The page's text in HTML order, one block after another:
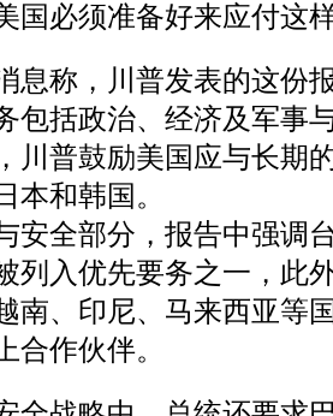
国必须准备好来应付这
息称，川普发表的这份
包括政治、经济及军事
川普鼓励美国应与长期
本和韩国。
安全部分，报告中强调
列入优先要务之一，此
南、印尼、马来西亚等
合作伙伴。